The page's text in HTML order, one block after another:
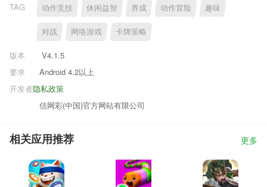
TAG 动作竞技 休闲益智 养成 动作冒险 趣味
对战 网络游戏 卡牌策略
版本
V4.1.5
要求
Android 4.2以上
隐私政策
开发者
信网彩(中国)官方网站有限公司
相关应用推荐 更多